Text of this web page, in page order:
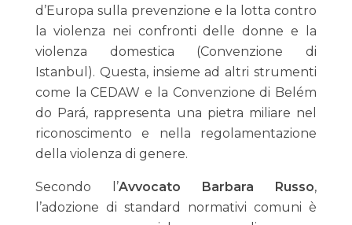
d’Europa sulla prevenzione e la lotta contro
la violenza nei confronti delle donne e la
violenza domestica (Convenzione di
Istanbul). Questa, insieme ad altri strumenti
come la CEDAW e la Convenzione di Belém
do Pará, rappresenta una pietra miliare nel
riconoscimento e nella regolamentazione
della violenza di genere.
Secondo l’Avvocato Barbara Russo,
l’adozione di standard normativi comuni è